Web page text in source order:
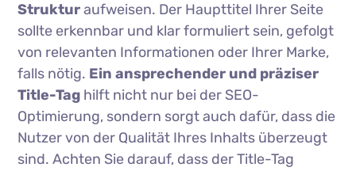
Strukturaufweisen. Der Haupttitel Ihrer Seite
sollte erkennbar und klar formuliert sein, gefolgt
von relevanten Informationen oder Ihrer Marke,
falls nötig. Ein ansprechender und präziser
Title-Tag hilft nicht nur bei der SEO-
Optimierung, sondern sorgt auch dafür, dass die
Nutzer von der Qualität Ihres Inhalts überzeugt
sind. Achten Sie darauf, dass der Title-Tag